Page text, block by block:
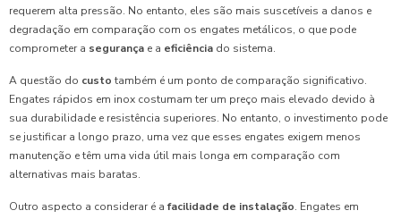
requerem alta pressão. No entanto, eles são mais suscetíveis a danos e
degradação em comparação com os engates metálicos, o que pode
comprometer a segurança e a eficiência do sistema.
A questão do custo também é um ponto de comparação significativo.
Engates rápidos em inox costumam ter um preço mais elevado devido à
sua durabilidade e resistência superiores. No entanto, o investimento pode
se justificar a longo prazo, uma vez que esses engates exigem menos
manutenção e têm uma vida útil mais longa em comparação com
alternativas mais baratas.
Outro aspecto a considerar é afacilidade de instalação. Engates em